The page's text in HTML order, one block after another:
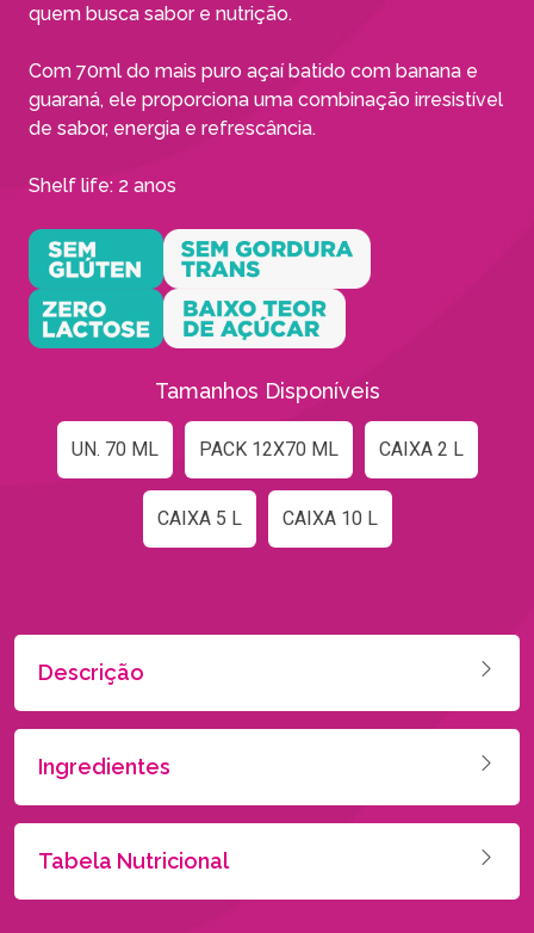
quem busca sabor e nutrição.
Com 70ml do mais puro açaí batido com banana e
guaraná, ele proporciona uma combinação irresistível
de sabor, energia e refrescância.
Shelf life: 2 anos
Tamanhos Disponíveis
UN. 70 ML PACK 12X70 ML CAIXA 2 L
CAIXA 5 L CAIXA 10 L
Descrição
Ingredientes
Tabela Nutricional